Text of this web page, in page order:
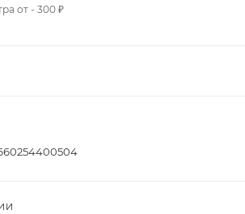
от - 300 ₽